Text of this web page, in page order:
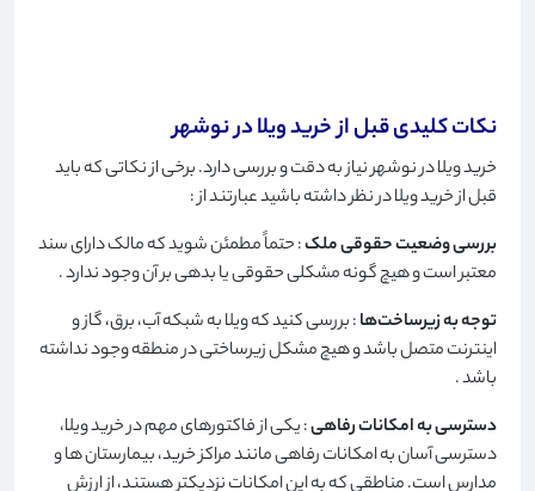
نکات کلیدی قبل از خرید ویلا در نوشهر
خرید ویلا در نوشهر نیاز به دقت و بررسی دارد. برخی از نکاتی که باید
قبل از خرید ویلا در نظر داشته باشید عبارتند از:
بررسی وضعیت حقوقی ملک: حتماً مطمئن شوید که مالک دارای سند
معتبر است و هیچ گونه مشکلی حقوقی یا بدهی بر آن وجود ندارد.
توجه به زیرساخت‌ها: بررسی کنید که ویلا به شبکه آب، برق، گاز و
اینترنت متصل باشد و هیچ مشکل زیرساختی در منطقه وجود نداشته
باشد.
دسترسی به امکانات رفاهی: یکی از فاکتورهای مهم در خرید ویلا،
دسترسی آسان به امکانات رفاهی مانند مراکز خرید، بیمارستان ها و